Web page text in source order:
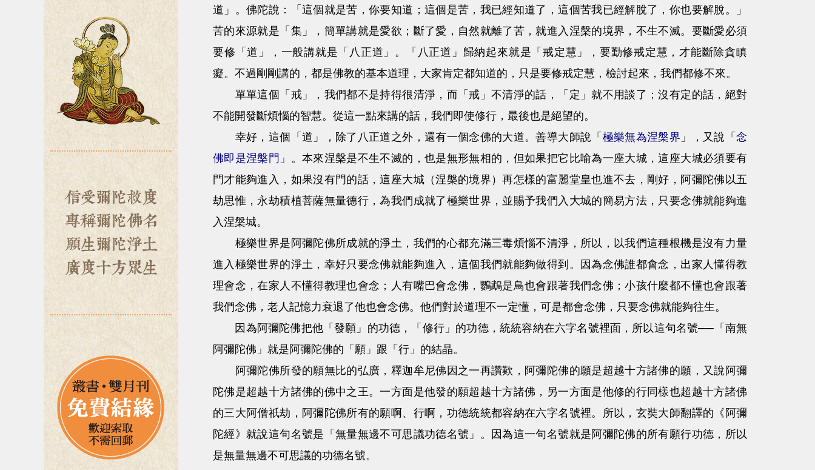
道」。佛陀說：「這個就是苦，你要知道；這個是苦，我已經知道了，這個苦我已經解脫了，你也要解脫。」
苦的來源就是「集」，簡單講就是愛欲；斷了愛，自然就離了苦，就進入涅槃的境界，不生不滅。要斷愛必須
要修「道」，一般講就是「八正道」。「八正道」歸納起來就是「戒定慧」，要勤修戒定慧，才能斷除貪瞋
癡。不過剛剛講的，都是佛教的基本道理，大家肯定都知道的，只是要修戒定慧，檢討起來，我們都修不來。
單單這個「戒」，我們都不是持得很清淨，而「戒」不清淨的話，「定」就不用談了；沒有定的話，絕對
不能開發斷煩惱的智慧。從這一點來講的話，我們即使修行，最後也是絕望的。
幸好，這個「道」，除了八正道之外，還有一個念佛的大道。善導大師說「 極樂無為涅槃界 」，又說「念
佛即是涅槃門 」。本來涅槃是不生不滅的，也是無形無相的，但如果把它比喻為一座大城，這座大城必須要有
門才能夠進入，如果沒有門的話，這座大城（涅槃的境界）再怎樣的富麗堂皇也進不去，剛好，阿彌陀佛以五
劫思惟，永劫積植菩薩無量德行，為我們成就了極樂世界，並賜予我們入大城的簡易方法，只要念佛就能夠進
入涅槃城。
極樂世界是阿彌陀佛所成就的淨土，我們的心都充滿三毒煩惱不清淨，所以，以我們這種根機是沒有力量
進入極樂世界的淨土，幸好只要念佛就能夠進入，這個我們就能夠做得到。因為念佛誰都會念，出家人懂得教
理會念，在家人不懂得教理也會念；人有嘴巴會念佛，鸚鵡是鳥也會跟著我們念佛；小孩什麼都不懂也會跟著
我們念佛，老人記憶力衰退了他也會念佛。他們對於道理不一定懂，可是都會念佛，只要念佛就能夠往生。
因為阿彌陀佛把他「發願」的功德，「修行」的功德，統統容納在六字名號裡面，所以這句名號──「南無
阿彌陀佛」就是阿彌陀佛的「願」跟「行」的結晶。
阿彌陀佛所發的願無比的弘廣，釋迦牟尼佛因之一再讚歎，阿彌陀佛的願是超越十方諸佛的願，又說阿彌
陀佛是超越十方諸佛的佛中之王。一方面是他發的願超越十方諸佛，另一方面是他修的行同樣也超越十方諸佛
的三大阿僧祇劫，阿彌陀佛所有的願啊、行啊，功德統統都容納在六字名號裡。所以，玄奘大師翻譯的《阿彌
陀經》就說這句名號是「無量無邊不可思議功德名號」。因為這一句名號就是阿彌陀佛的所有願行功德，所以
是無量無邊不可思議的功德名號。